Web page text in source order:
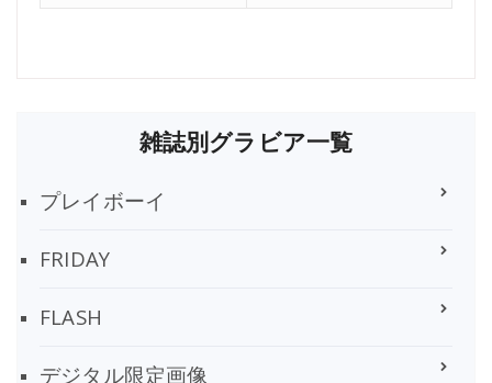
雑誌別グラビア一覧
プレイボーイ
FRIDAY
FLASH
デジタル限定画像